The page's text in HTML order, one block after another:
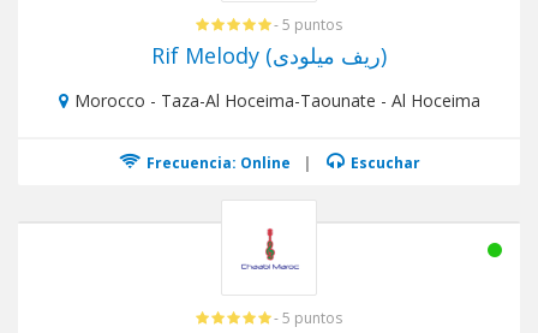
- 5 puntos
Rif Melody (ريف ميلودى)
Morocco - Taza-Al Hoceima-Taounate - Al Hoceima
Frecuencia: Online | Escuchar
- 5 puntos